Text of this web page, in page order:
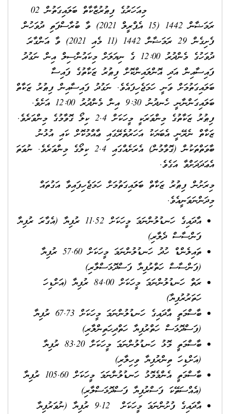
މިއަހަރުގެ ފިޠުރުޒާކާތް ބަލައިގަތުން 02
ރަމަޟާން 1442 (15 އެޕްރީލް 2021) ވާ ބުރާސްފަތި ދުވަހުން
ފެށިގެން 29 ރަމަޟާން 1442 (11 މެއި 2021) ވާ އަންގާރަ
ދުވަހުގެ މެންދުރު 12:00 ގެ ނިޔަލަށް މިކައުންސިލް އިން ނަގުދު
ފައިސާއިން އަދި އޮންލައިންކޮށް ފިޠުރު ޒަކާތުގެ ފައިސާ
ބަލައިގަތުމަށް ވަނީ ހަމަޖެހިފައެވެ. ނަގުދު ފައިސާއިން ފިޠުރު ޒަކާތް
ބަލައިގަންނާނީ ހެނދުނު 9:30 އިން މެންދުރު 12:00 އަށެވެ.
ފިޠުރު ޒަކާތުގެ މިންވަރަކީ މީހަކަށް 2.4 ކިލޯ ގޮވާމުގެ މިންވަރެވެ.
ޒަކާތް ނެރޭނީ އެބަޔަކު އަހަރުތެރޭގައި ޢާއްމުކޮށް ކައި އުޅުނު
ބާވަތްތަކުން (ގޮވާމުން) އެރަށެއްގައި 2.4 ކިލޯގެ މިންވަރެވެ. ނުވަތަ
އެޢަދަދަށްވާ އަގެވެ.
މިރަށުން ފިޠުރު ޒަކާތް ބަަލައިގަތުމަށް ހަމަޖެހިފައިވާ އަގުތައް
މިދަންނަވަނީއެވެ.
އާދައިގެ ހަނޑުލުންނަމަ މީހަކަށް 11.52 ރުފިޔާ (އެގާރަ ރުފިޔާ
ފަންސާސް ދެލާރި)
ތައިލެންޑް ހުދު ހަނޑުލުންނަމަ މީހަކަށް 57.60 ރުފިޔާ
(ފަންސާސް ހަތްރުފިޔާ ފަސްދޮޅަސްލާރި)
ރަތް ހަނޑުލުންނަމަ މީހަކަށް 84.00 ރުފިޔާ (އަށްޑިހަ
ހަތަރުރުފިޔާ)
ބާސްމަތީ އާދައިގެ ހަނޑުލުންނަމަ މީހަކަށް 67.73 ރުފިޔާ
(ފަސްދޮޅަސް ހަތްރުފިޔާ ހަތްދިހަތިންލާރި)
ބާސްމަތީ މޮޅު ހަނޑުލުންނަމަ މީހަކަށް 83.20 ރުފިޔާ
(އަށްޑިހަ ތިންރުފިޔާ ވިހިލާރި)
ބާސްމަތީ އެންމެމޮޅު ހަނޑުލުންނަމަ މީހަކަށް 105.60 ރުފިޔާ
(އެއްސަތޭކަ ފަސްރުފިޔާ ފަސްދޮޅަސްލާރި)
އާދައިގެ ފުށުންނަމަ މީހަކަށް 9.12 ރުފިޔާ (ނުވަރުފިޔާ